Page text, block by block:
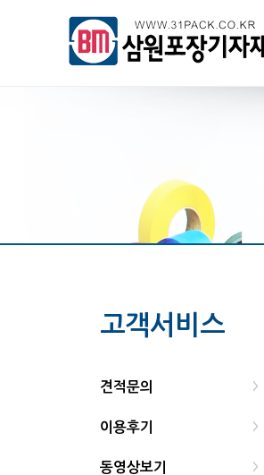
고객서비스
견적문의 >
이용후기 >
동영상보기 >